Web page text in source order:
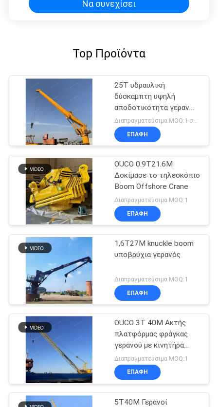
Να συνεχίσει
Top Προϊόντα
25T υδραυλική
δύσκαμπτη υψηλή
αποδοτικότητα γερανών
βραχιόνων θαλάσσια
ηλεκτρική για βαρέων
καθηκόντων
Διαπραγματεύσιμα MOQ:1 σύνολο
ΕΠΑΦΉ
OUCO 0.9T21.6M
Δοκίμασε το τηλεσκόπιο
Boom Offshore Crane
Διαπραγματεύσιμα MOQ:1
ΕΠΑΦΉ
1,6T27M knuckle boom
υποβρύχια γερανός
Διαπραγματεύσιμα MOQ:1
ΕΠΑΦΉ
OUCO 3T 40M Ακτής
πλατφόρμας φράγκας
γερανού με κινητήρα
ντίζελ
Διαπραγματεύσιμα MOQ:1
ΕΠΑΦΉ
5T40M Γερανοί